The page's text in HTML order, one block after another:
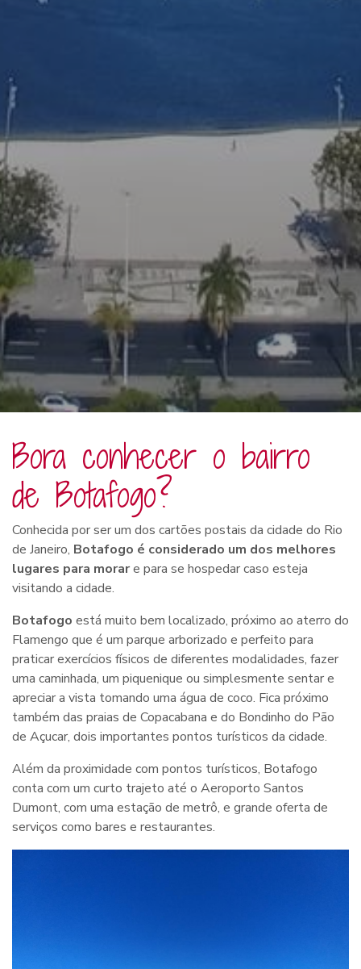
Bora conhecer o bairro
de Botafogo?
Conhecida por ser um dos cartões postais da cidade do Rio
de Janeiro, Botafogo é considerado um dos melhores
lugares para morare para se hospedar caso esteja
visitando a cidade.
Botafogo está muito bem localizado, próximo ao aterro do
Flamengo que é um parque arborizado e perfeito para
praticar exercícios físicos de diferentes modalidades, fazer
uma caminhada, um piquenique ou simplesmente sentar e
apreciar a vista tomando uma água de coco. Fica próximo
também das praias de Copacabana e do Bondinho do Pão
de Açucar, dois importantes pontos turísticos da cidade.
Além da proximidade com pontos turísticos, Botafogo
conta com um curto trajeto até o Aeroporto Santos
Dumont, com uma estação de metrô, e grande oferta de
serviços como bares e restaurantes.